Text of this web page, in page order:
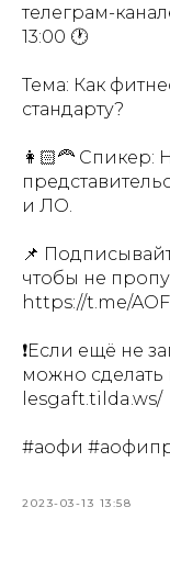
телеграм-
13:00 🕐
Тема: Как
стандарту?
👩🏻‍🦰 Спикер:
и ЛО.
📌
чтобы не
https://t.me/
❗️Если ещё не
можно
lesgaft.tilda.ws/
#аофи
2023-03-13 13:58